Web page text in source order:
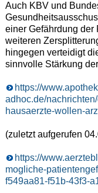
Auch KBV und
einer Gefährdung der
weiteren
hingegen verteidigt
sinnvolle Stärkung
https://
adhoc.de/
hausaerzte-wollen-
(zuletzt aufgerufen
https://
mogliche-
f549aa81-f51b-43f3-